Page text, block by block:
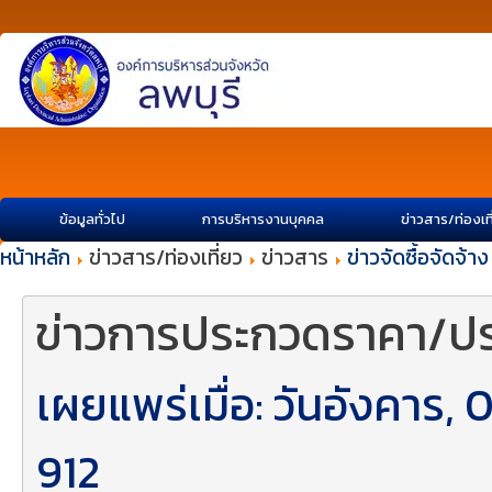
ข้อมูลทั่วไป การบริหารงานบุคคล ข่าวสาร/ท่องเ
หน้าหลัก ข่าวสาร/ท่องเที่ยว ข่าวสาร ข่าวจัดซื้อจัดจ้าง
ข่าวการประกวดราคา/
เผยแพร่เมื่อ: วันอังคาร,
912